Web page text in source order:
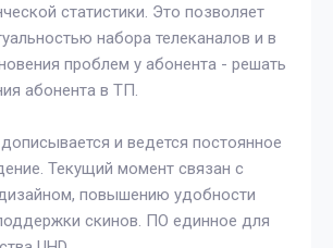
статистики. Это позволяет
набора телеканалов и в
проблем у абонента - решать
абонента в ТП.
и ведется постоянное
Текущий момент связан с
повышению удобности
скинов. ПО единное для